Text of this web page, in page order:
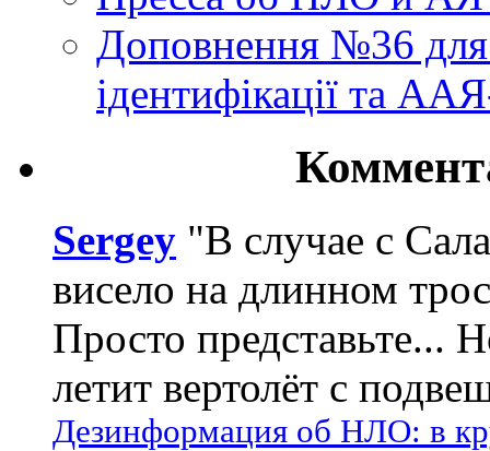
Доповнення №36
ідентифікації та
Sergey "В случае с
висело на длинном
Просто представьте...
летит вертолёт с
Дезинформация об НЛО: в